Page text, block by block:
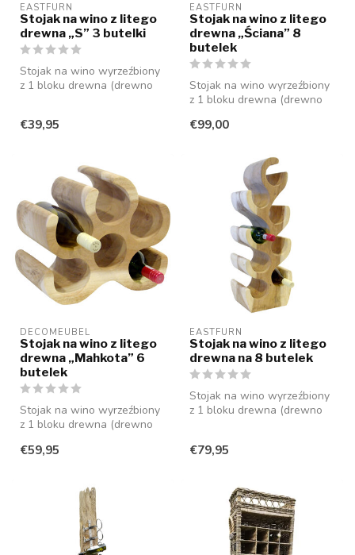
EASTFURN
Stojak na wino z litego
drewna „S” 3 butelki
Stojak na wino wyrzeźbiony
z 1 bloku drewna (drewno
€39,95
EASTFURN
Stojak na wino z litego
drewna „Ściana” 8
butelek
Stojak na wino wyrzeźbiony
z 1 bloku drewna (drewno
€99,00
DECOMEUBEL
Stojak na wino z litego
drewna „Mahkota” 6
butelek
Stojak na wino wyrzeźbiony
z 1 bloku drewna (drewno
€59,95
EASTFURN
Stojak na wino z litego
drewna na 8 butelek
Stojak na wino wyrzeźbiony
z 1 bloku drewna (drewno
€79,95